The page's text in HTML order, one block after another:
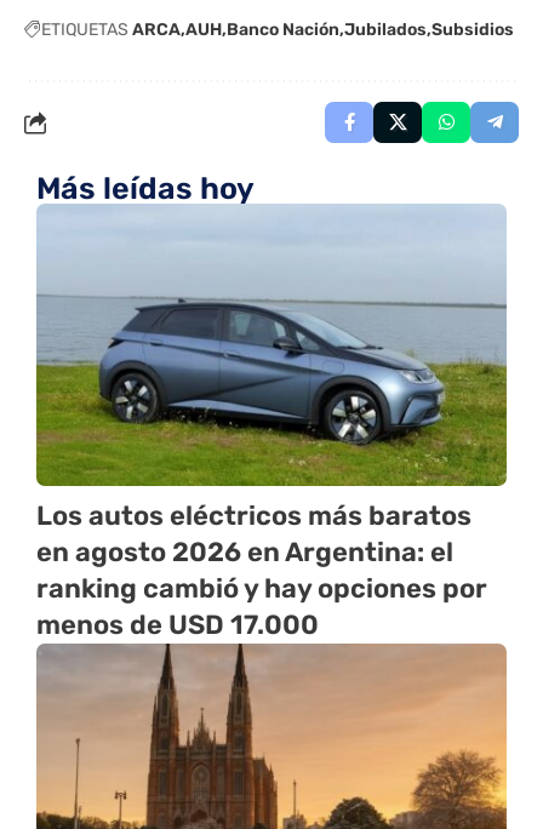
ETIQUETAS ARCA AUH Banco Nación Jubilados Subsidios
Más leídas hoy
Los autos eléctricos más baratos
en agosto 2026 en Argentina: el
ranking cambió y hay opciones por
menos de USD 17.000